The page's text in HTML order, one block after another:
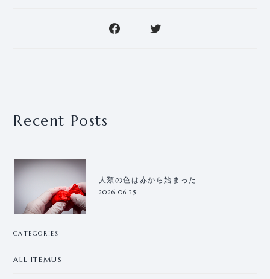
Recent Posts
人類の色は赤から始まった
2026.06.25
CATEGORIES
ALL ITEMUS